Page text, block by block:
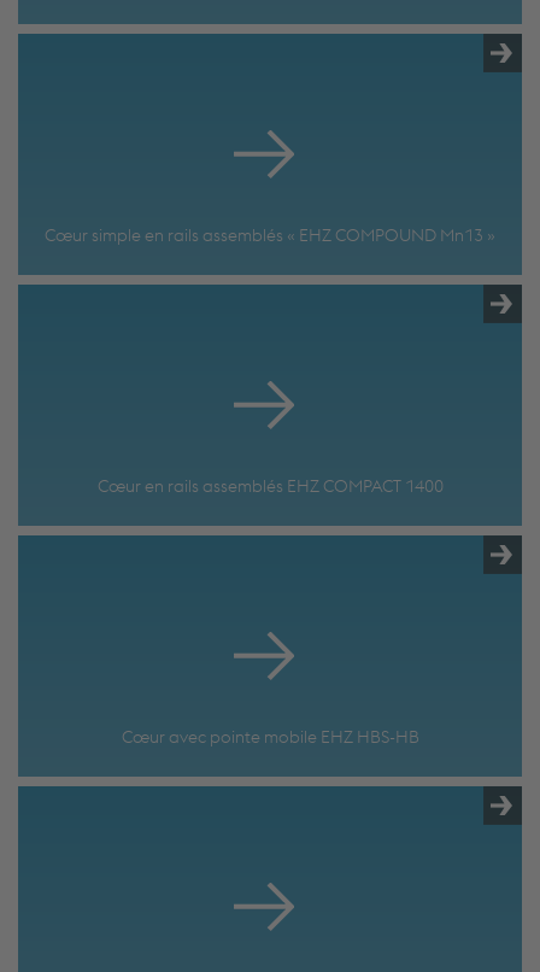
Cœur simple en rails assemblés « EHZ COMPOUND Mn13 »
Cœur en rails assemblés EHZ COMPACT 1400
Cœur avec pointe mobile EHZ HBS-HB